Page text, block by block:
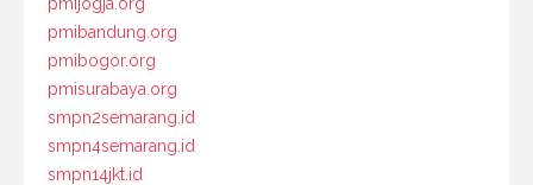
pmibandung.org
pmibogor.org
pmisurabaya.org
smpn2semarang.id
smpn4semarang.id
smpn14jkt.id